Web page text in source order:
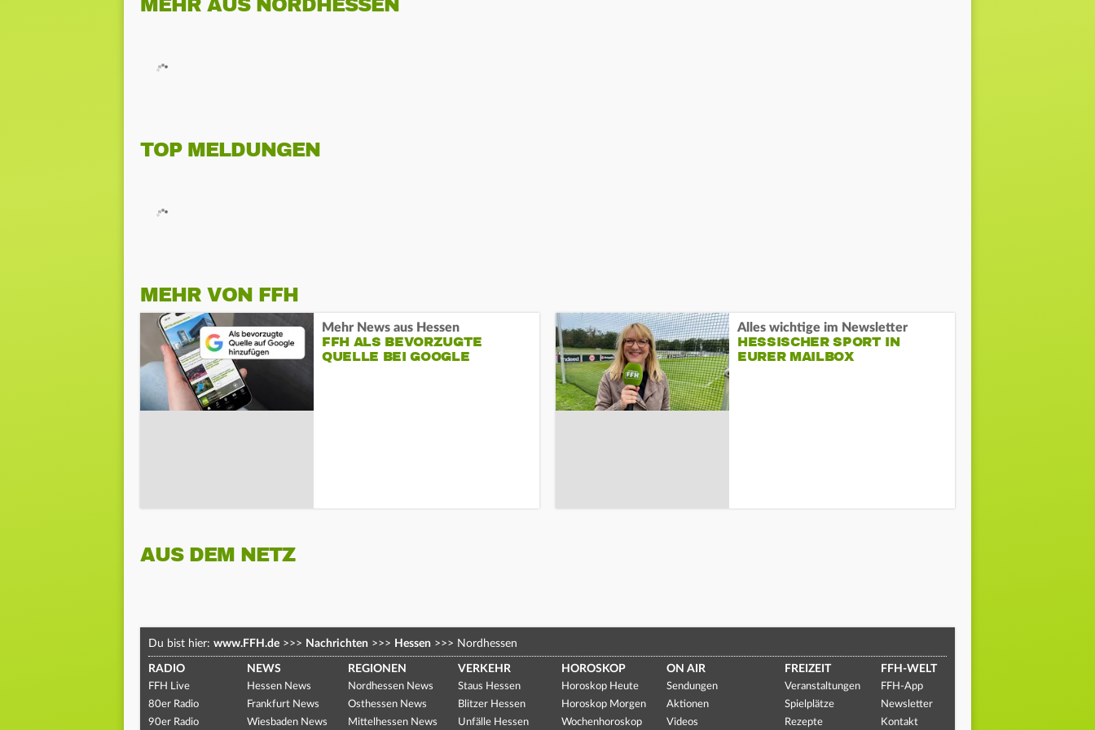
MEHR AUS NORDHESSEN
TOP MELDUNGEN
MEHR VON FFH
Mehr News aus Hessen
FFH ALS BEVORZUGTE
QUELLE BEI GOOGLE
Alles wichtige im Newsletter
HESSISCHER SPORT IN
EURER MAILBOX
AUS DEM NETZ
Du bist hier: www.FFH.de >>> Nachrichten >>> Hessen >>> Nordhessen
RADIO
FFH Live
80er Radio
90er Radio
NEWS
Hessen News
Frankfurt News
Wiesbaden News
REGIONEN
Nordhessen News
Osthessen News
Mittelhessen News
VERKEHR
Staus Hessen
Blitzer Hessen
Unfälle Hessen
HOROSKOP
Horoskop Heute
Horoskop Morgen
Wochenhoroskop
ON AIR
Sendungen
Aktionen
Videos
FREIZEIT
Veranstaltungen
Spielplätze
Rezepte
FFH-WELT
FFH-App
Newsletter
Kontakt